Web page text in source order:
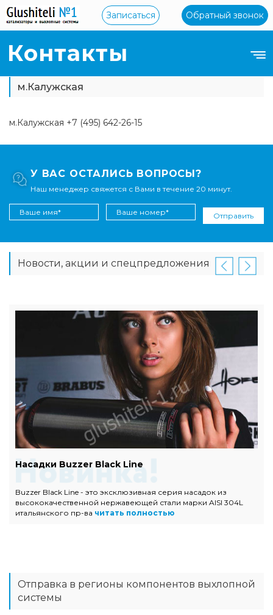
Записаться Обратный звонок
Контакты
м.Калужская
м.Калужская +7 (495) 642-26-15
У ВАС ОСТАЛИСЬ ВОПРОСЫ?
Наш менеджер свяжется с Вами в течение 20 минут.
Отправить
Новости, акции и спецпредложения
Насадки Buzzer Black Line
Buzzer Black Line - это эксклюзивная серия насадок из
высококачественной нержавеющей стали марки AISI 304L
итальянского пр-ва читать полностью
Отправка в регионы компонентов выхлопной
системы